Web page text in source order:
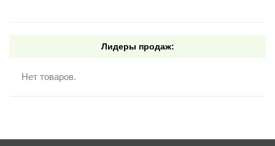
Лидеры продаж:
Нет товаров.